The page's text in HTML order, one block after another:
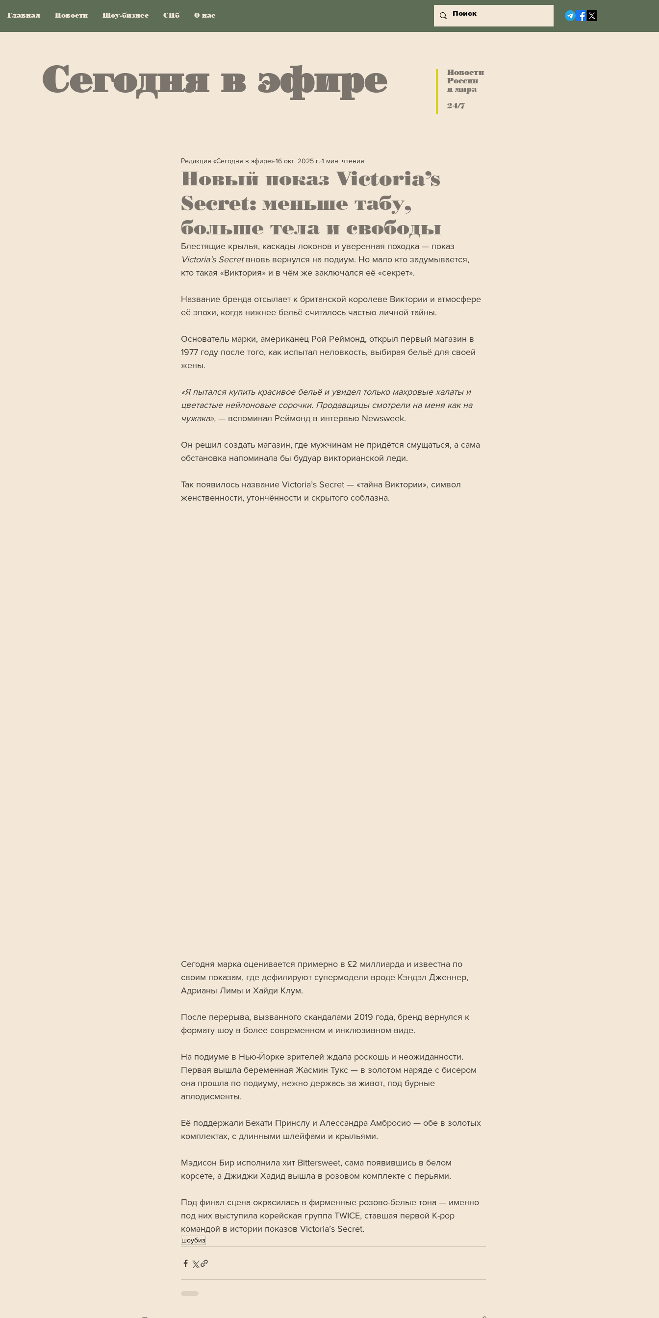
Главная Новости Шоу-бизнес СПб О нас
Сегодня в эфире
Новости
России
и мира
24/7
Новый показ Victoria’s
Secret: меньше табу,
больше тела и свободы
Редакция «Сегодня в эфире»16 окт. 2025 г. 1 мин. чтения
Блестящие крылья, каскады локонов и уверенная походка — показ
Victoria’s Secret вновь вернулся на подиум. Но мало кто задумывается,
кто такая «Виктория» и в чём же заключался её «секрет».
Название бренда отсылает к британской королеве Виктории и атмосфере
её эпохи, когда нижнее бельё считалось частью личной тайны.
Основатель марки, американец Рой Реймонд, открыл первый магазин в
1977 году после того, как испытал неловкость, выбирая бельё для своей
жены.
«Я пытался купить красивое бельё и увидел только махровые халаты и
цветастые нейлоновые сорочки. Продавщицы смотрели на меня как на
чужака», — вспоминал Реймонд в интервью Newsweek.
Он решил создать магазин, где мужчинам не придётся смущаться, а сама
обстановка напоминала бы будуар викторианской леди.
Так появилось название Victoria’s Secret — «тайна Виктории», символ
женственности, утончённости и скрытого соблазна.
Сегодня марка оценивается примерно в £2 миллиарда и известна по
своим показам, где дефилируют супермодели вроде Кэндэл Дженнер,
Адрианы Лимы и Хайди Клум.
После перерыва, вызванного скандалами 2019 года, бренд вернулся к
формату шоу в более современном и инклюзивном виде.
На подиуме в Нью-Йорке зрителей ждала роскошь и неожиданности.
Первая вышла беременная Жасмин Тукс — в золотом наряде с бисером
она прошла по подиуму, нежно держась за живот, под бурные
аплодисменты.
Её поддержали Бехати Принслу и Алессандра Амбросио — обе в золотых
комплектах, с длинными шлейфами и крыльями.
Мэдисон Бир исполнила хит Bittersweet, сама появившись в белом
корсете, а Джиджи Хадид вышла в розовом комплекте с перьями.
Под финал сцена окрасилась в фирменные розово-белые тона — именно
под них выступила корейская группа TWICE, ставшая первой K-pop
командой в истории показов Victoria’s Secret.
шоубиз